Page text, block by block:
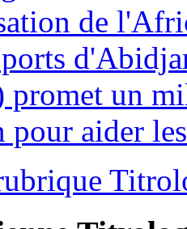
de
promet un
pour aider